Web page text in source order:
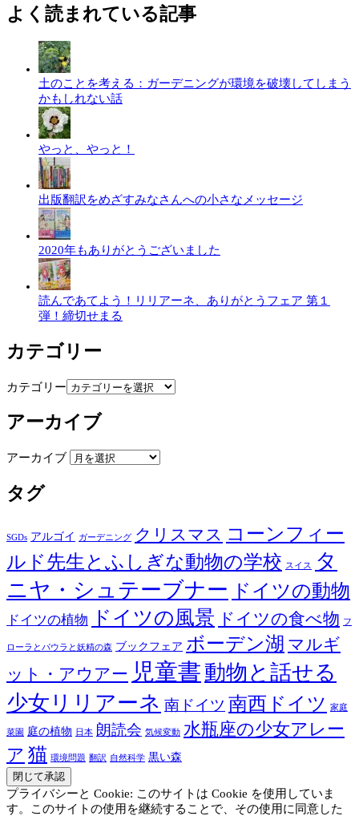
よく読まれている記事
土のことを考える：ガーデニングが環境を破壊してしまう
かもしれない話
やっと、やっと！
出版翻訳をめざすみなさんへの小さなメッセージ
2020年もありがとうございました
読んであてよう！リリアーネ、ありがとうフェア 第１
弾！締切せまる
カテゴリー
カテゴリー
アーカイブ
アーカイブ
タグ
SGDs アルゴイ ガーデニング クリスマス コーンフィー
ルド先生とふしぎな動物の学校 スイス
タ
ニヤ・シュテーブナー ドイツの動物
ドイツの植物 ドイツの風景 ドイツの食べ物 フ
ローラとパウラと妖精の森 ブックフェア ボーデン湖 マルギ
ット・アウアー 児童書 動物と話せる
少女リリアーネ 南ドイツ 南西ドイツ 家庭
菜園 庭の植物 日本 朗読会 気候変動 水瓶座の少女アレー
ア 猫 環境問題 翻訳 自然科学 黒い森
プライバシーと Cookie: このサイトは Cookie を使用していま
す。このサイトの使用を継続することで、その使用に同意した